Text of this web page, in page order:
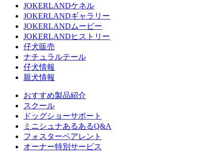
JOKERLANDケネル
JOKERLANDギャラリー
JOKERLANDムービー
JOKERLANDヒストリー
仔犬販売
ナチュラルテール
仔犬情報
親犬情報
おすすめ製品紹介
スクール
ドッグショーサポート
ミニシュナあるあるQ&A
フォスターペアレント
オーナー特別サービス